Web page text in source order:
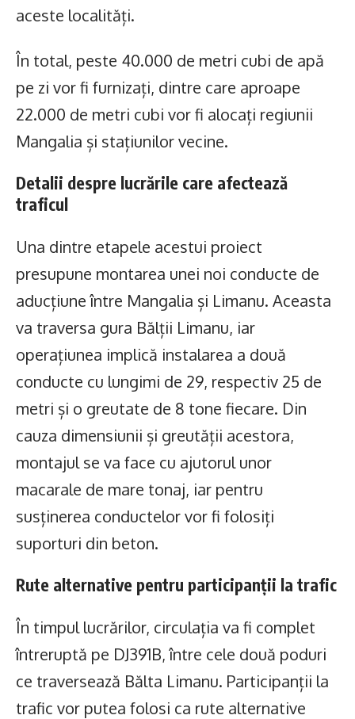
aceste localități.
În total, peste 40.000 de metri cubi de apă
pe zi vor fi furnizați, dintre care aproape
22.000 de metri cubi vor fi alocați regiunii
Mangalia și stațiunilor vecine.
Detalii despre lucrările care afectează
traficul
Una dintre etapele acestui proiect
presupune montarea unei noi conducte de
aducțiune între Mangalia și Limanu. Aceasta
va traversa gura Bălții Limanu, iar
operațiunea implică instalarea a două
conducte cu lungimi de 29, respectiv 25 de
metri și o greutate de 8 tone fiecare. Din
cauza dimensiunii și greutății acestora,
montajul se va face cu ajutorul unor
macarale de mare tonaj, iar pentru
susținerea conductelor vor fi folosiți
suporturi din beton.
Rute alternative pentru participanții la trafic
În timpul lucrărilor, circulația va fi complet
întreruptă pe DJ391B, între cele două poduri
ce traversează Bălta Limanu. Participanții la
trafic vor putea folosi ca rute alternative